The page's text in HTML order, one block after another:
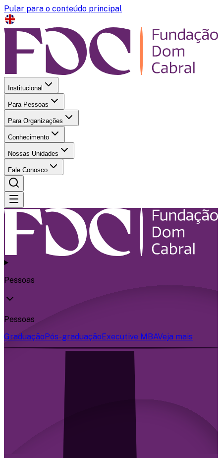
Pular para o conteúdo principal
Institucional
Para Pessoas
Para Organizações
Conhecimento
Nossas Unidades
Fale Conosco
Pessoas
Pessoas
GraduaçãoPós-graduaçãoExecutive MBAVeja mais